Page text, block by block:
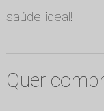
saúde ideal!
Quer